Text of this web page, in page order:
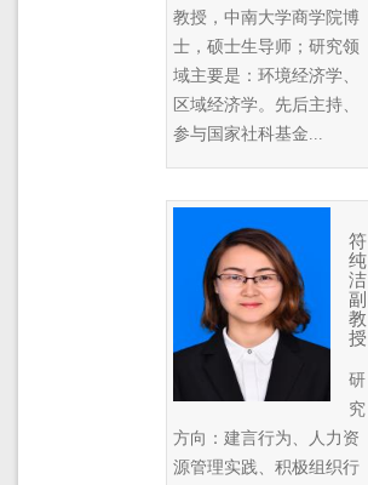
教授，中南大学商学院博
士，硕士生导师；研究领
域主要是：环境经济学、
区域经济学。先后主持、
参与国家社科基金...
符
纯
洁
副
教
授
研
究
方向：建言行为、人力资
源管理实践、积极组织行